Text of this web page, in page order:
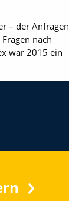
– der Anfragen
nach
war 2015 ein